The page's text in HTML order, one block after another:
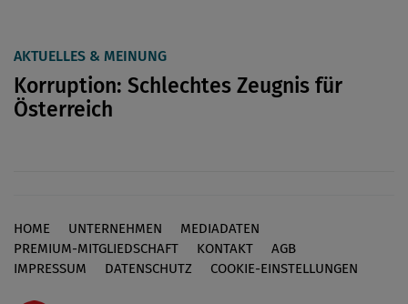
AKTUELLES & MEINUNG
Korruption: Schlechtes Zeugnis für
Österreich
Footer
HOME UNTERNEHMEN
MEDIADATEN
PREMIUM-MITGLIEDSCHAFT
KONTAKT
AGB
IMPRESSUM
DATENSCHUTZ COOKIE-EINSTELLUNGEN